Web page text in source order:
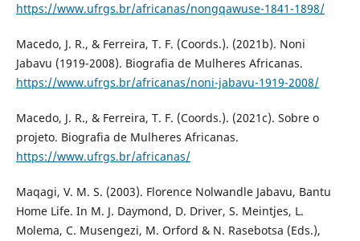
https://www.ufrgs.br/africanas/nongqawuse-1841-1898/
Macedo, J. R., & Ferreira, T. F. (Coords.). (2021b). Noni
Jabavu (1919-2008). Biografia de Mulheres Africanas.
https://www.ufrgs.br/africanas/noni-jabavu-1919-2008/
Macedo, J. R., & Ferreira, T. F. (Coords.). (2021c). Sobre o
projeto. Biografia de Mulheres Africanas.
https://www.ufrgs.br/africanas/
Maqagi, V. M. S. (2003). Florence Nolwandle Jabavu, Bantu
Home Life. In M. J. Daymond, D. Driver, S. Meintjes, L.
Molema, C. Musengezi, M. Orford & N. Rasebotsa (Eds.),